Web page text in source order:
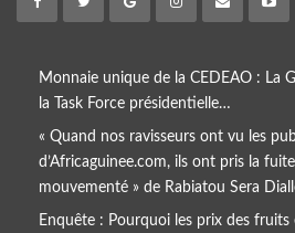
Monnaie unique de la CEDEAO : La
la Task Force présidentielle…
« Quand nos ravisseurs ont vu les
d’Africaguinee.com, ils ont pris la
mouvementé » de Rabiatou Sera
Enquête : Pourquoi les prix des